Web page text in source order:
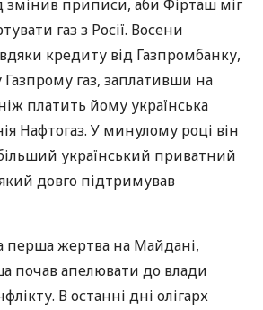
змінив приписи, аби Фірташ міг
газ з Росії. Восени
кредиту від Газпромбанку,
газ, заплативши на
платить йому українська
Нафтогаз. У минулому році він
український приватний
довго підтримував
перша жертва на Майдані,
почав апелювати до влади
В останні дні олігарх